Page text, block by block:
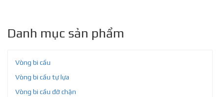
Danh mục sản phẩm
Vòng bi cầu
Vòng bi cầu tự lựa
Vòng bi cầu đỡ chặn